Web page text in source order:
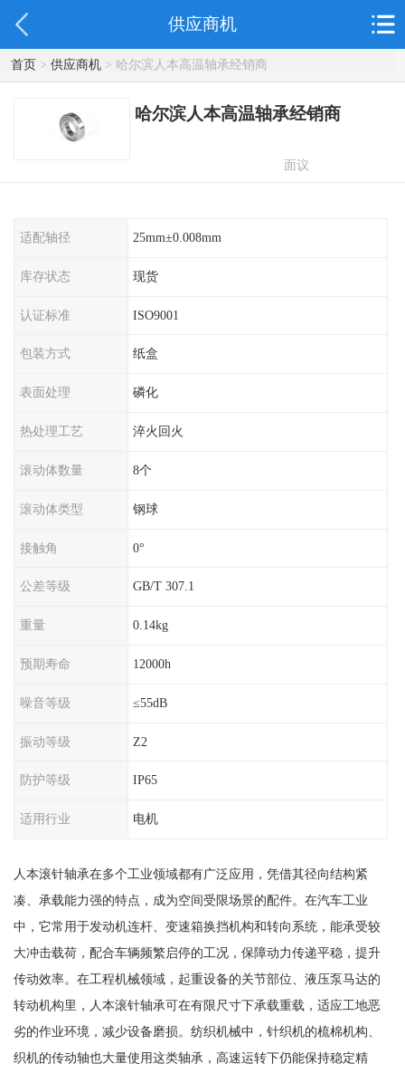
供应商机
首页> 供应商机> 哈尔滨人本高温轴承经销商
哈尔滨人本高温轴承经销商
面议
适配轴径 25mm±0.008mm
库存状态 现货
认证标准 ISO9001
包装方式 纸盒
表面处理 磷化
热处理工艺 淬火回火
滚动体数量 8个
滚动体类型 钢球
接触角 0°
公差等级 GB/T 307.1
重量 0.14kg
预期寿命 12000h
噪音等级 ≤55dB
振动等级 Z2
防护等级 IP65
适用行业 电机
人本滚针轴承在多个工业领域都有广泛应用，凭借其径向结构紧
凑、承载能力强的特点，成为空间受限场景的配件。在汽车工业
中，它常用于发动机连杆、变速箱换挡机构和转向系统，能承受较
大冲击载荷，配合车辆频繁启停的工况，保障动力传递平稳，提升
传动效率。在工程机械领域，起重设备的关节部位、液压泵马达的
转动机构里，人本滚针轴承可在有限尺寸下承载重载，适应工地恶
劣的作业环境，减少设备磨损。纺织机械中，针织机的梳棉机构、
织机的传动轴也大量使用这类轴承，高速运转下仍能保持稳定精